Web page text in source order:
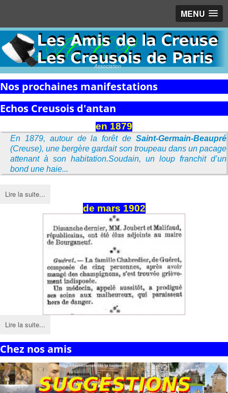
MENU
Association
Nos prochaines manifestations
Echos Creusois d'antan
en 1879
En 1879, autour de la forêt de Saint-Germain-Beaupré
(Creuse), une bergère gardait son troupeau dans un pacage
attenant à son habitation.Soudain, un loup franchit d’un
bond une haie...
Lire la suite...
de mars 1902
Lire la suite...
Chez nos amis